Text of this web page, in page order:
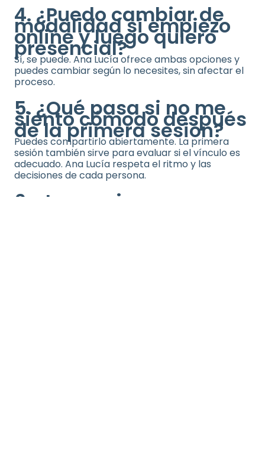
4. ¿Puedo cambiar de
modalidad si empiezo
online y luego quiero
presencial?
Sí, se puede. Ana Lucía ofrece ambas opciones y
puedes cambiar según lo necesites, sin afectar el
proceso.
5. ¿Qué pasa si no me
siento cómodo después
de la primera sesión?
Puedes compartirlo abiertamente. La primera
sesión también sirve para evaluar si el vínculo es
adecuado. Ana Lucía respeta el ritmo y las
decisiones de cada persona.
6. ¿Las sesiones son